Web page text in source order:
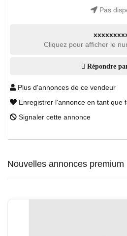
Pas
Cliquez pour afficher le
Répondre
Plus d'annonces de ce vendeur
Enregistrer l'annonce en tant que
Signaler cette annonce
Nouvelles annonces premium